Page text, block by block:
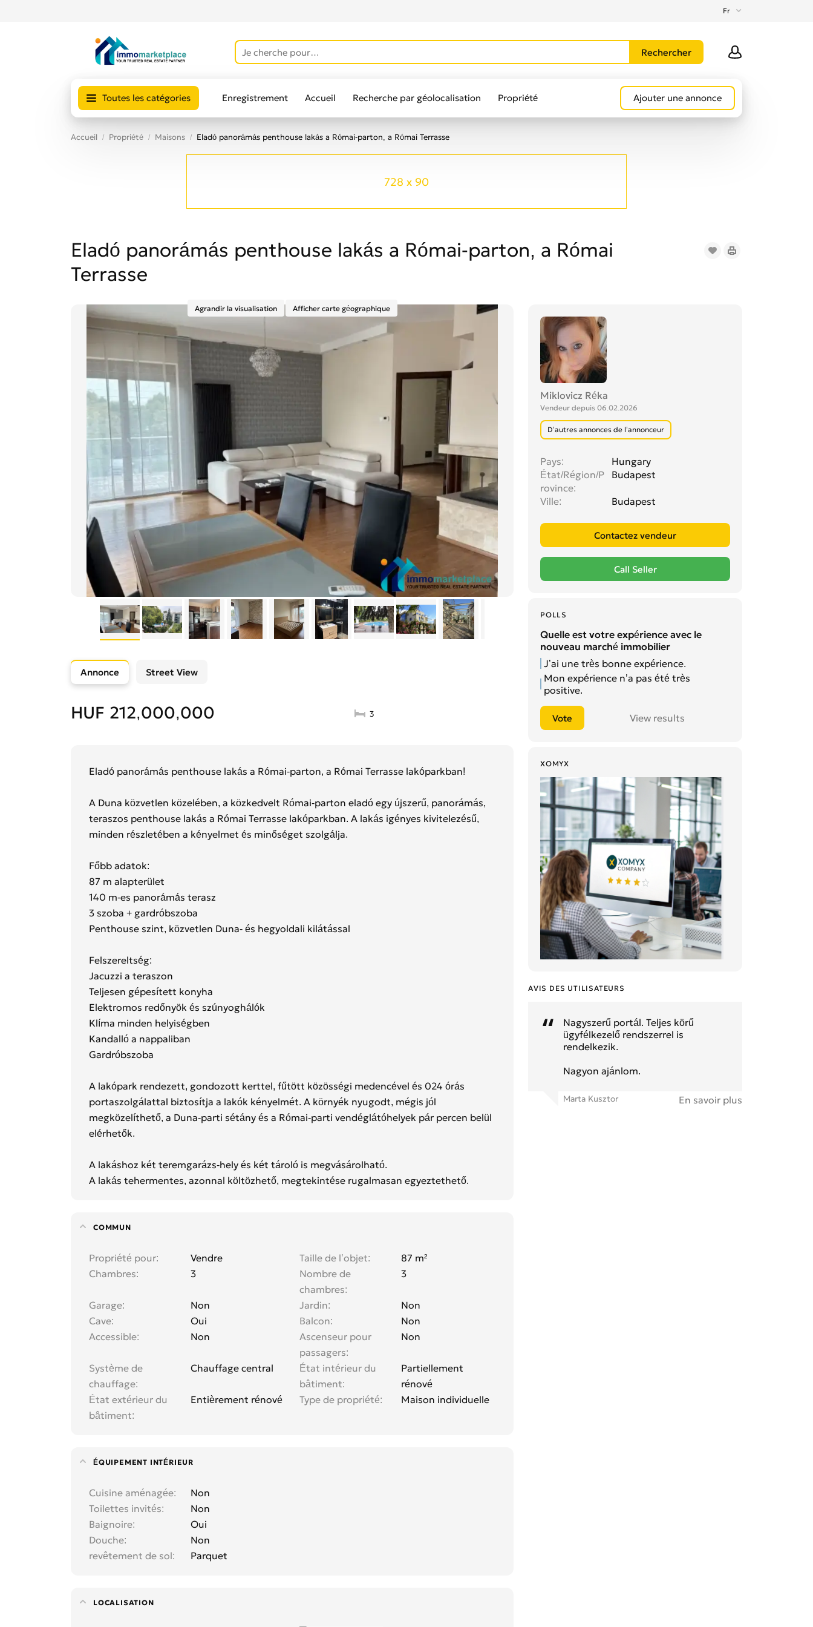
Fr
Toutes les catégories Enregistrement Accueil Recherche par géolocalisation Propriété Ajouter une annonce
Accueil Propriété Maisons Eladó panorámás penthouse lakás a Római-parton, a Római Terrasse
728 x 90
Eladó panorámás penthouse lakás a Római-parton, a Római
Terrasse
Miklovicz Réka
Vendeur depuis 06.02.2026
D’autres annonces de l’annonceur
Pays
Hungary
État/Région/P
rovince
Budapest
Ville Budapest
POLLS
Quelle est votre expérience avec le
nouveau marché immobilier
J’ai une très bonne expérience.
Mon expérience n’a pas été très
positive.
View results
XOMYX
AVIS DES UTILISATEURS
Nagyszerű portál. Teljes körű
ügyfélkezelő rendszerrel is
rendelkezik.
Nagyon ajánlom.
Marta Kusztor En savoir plus
Agrandir la visualisation Afficher carte géographique
Annonce Street View
HUF 212,000,000 3
Eladó panorámás penthouse lakás a Római-parton, a Római Terrasse lakóparkban!
A Duna közvetlen közelében, a közkedvelt Római-parton eladó egy újszerű, panorámás,
teraszos penthouse lakás a Római Terrasse lakóparkban. A lakás igényes kivitelezésű,
minden részletében a kényelmet és minőséget szolgálja.
Főbb adatok:
87 m alapterület
140 m-es panorámás terasz
3 szoba + gardróbszoba
Penthouse szint, közvetlen Duna- és hegyoldali kilátással
Felszereltség:
Jacuzzi a teraszon
Teljesen gépesített konyha
Elektromos redőnyök és szúnyoghálók
Klíma minden helyiségben
Kandalló a nappaliban
Gardróbszoba
A lakópark rendezett, gondozott kerttel, fűtött közösségi medencével és 024 órás
portaszolgálattal biztosítja a lakók kényelmét. A környék nyugodt, mégis jól
megközelíthető, a Duna-parti sétány és a Római-parti vendéglátóhelyek pár percen belül
elérhetők.
A lakáshoz két teremgarázs-hely és két tároló is megvásárolható.
A lakás tehermentes, azonnal költözhető, megtekintése rugalmasan egyeztethető.
COMMUN
Propriété pour Vendre Taille de l’objet
87 m²
Chambres
3
Nombre de
chambres
3
Garage Non Jardin
Non
Cave
Oui Balcon
Non
Accessible
Non
Ascenseur pour
passagers
Non
Système de
chauffage
Chauffage central
État intérieur du
bâtiment
Partiellement
rénové
État extérieur du
bâtiment
Entièrement rénové Type de propriété Maison individuelle
ÉQUIPEMENT INTÉRIEUR
Cuisine aménagée
Non
Toilettes invités
Non
Baignoire
Oui
Douche
Non
revêtement de sol
Parquet
LOCALISATION